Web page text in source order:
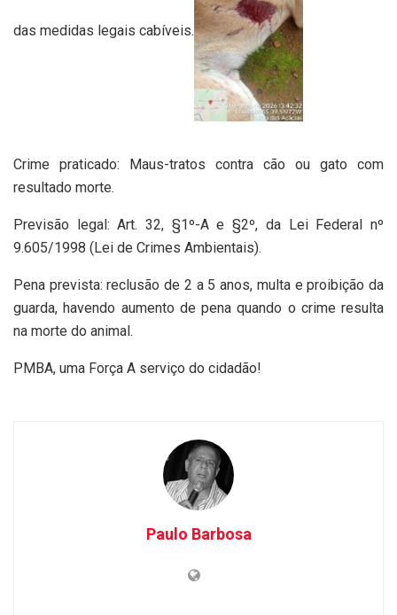
das medidas legais cabíveis.
Crime praticado: Maus-tratos contra cão ou gato com
resultado morte.
Previsão legal: Art. 32, §1º-A e §2º, da Lei Federal nº
9.605/1998 (Lei de Crimes Ambientais).
Pena prevista: reclusão de 2 a 5 anos, multa e proibição da
guarda, havendo aumento de pena quando o crime resulta
na morte do animal.
PMBA, uma Força A serviço do cidadão!
Paulo Barbosa